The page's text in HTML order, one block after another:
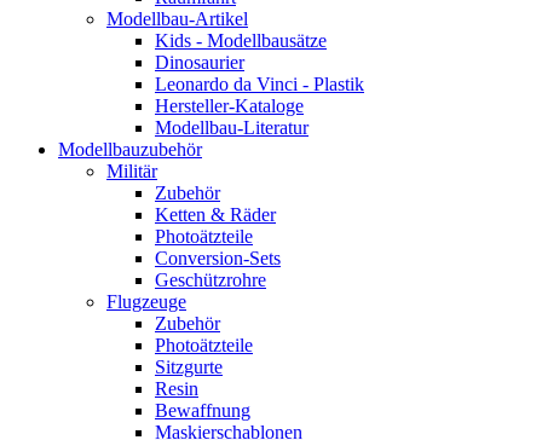
Modellbau-Artikel
Kids - Modellbausätze
Dinosaurier
Leonardo da Vinci - Plastik
Hersteller-Kataloge
Modellbau-Literatur
Modellbauzubehör
Militär
Zubehör
Ketten & Räder
Photoätzteile
Conversion-Sets
Geschützrohre
Flugzeuge
Zubehör
Photoätzteile
Sitzgurte
Resin
Bewaffnung
Maskierschablonen